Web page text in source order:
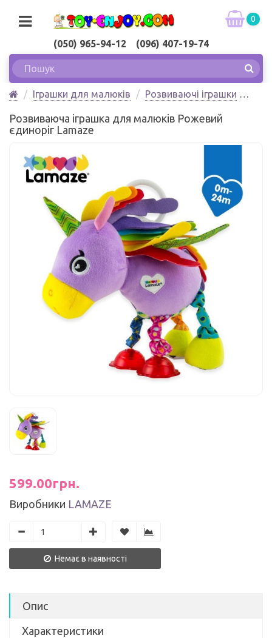
(050) 965-94-12 (096) 407-19-74
0
Іграшки для малюків
Розвиваючі іграшки
єдиноріг Lamaze
Розвиваюча іграшка для малюків Рожевий
єдиноріг Lamaze
599.00грн.
Виробники LAMAZE
Немає в наявності
Опис
Характеристики